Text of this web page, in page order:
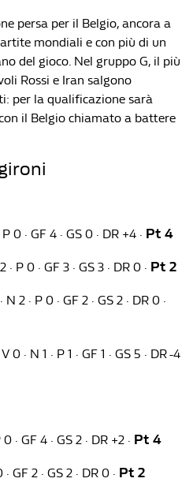
persa per il Belgio, ancora a
mondiali e con più di un
del gioco. Nel gruppo G, il più
Rossi e Iran salgono
per la qualificazione sarà
il Belgio chiamato a battere
P 0 · GF 4 · GS 0 · DR +4 · Pt 4
· P 0 · GF 3 · GS 3 · DR 0 · Pt 2
N 2 · P 0 · GF 2 · GS 2 · DR 0 ·
V 0 · N 1 · P 1 · GF 1 · GS 5 · DR -4
0 · GF 4 · GS 2 · DR +2 · Pt 4
GF 2 · GS 2 · DR 0 · Pt 2